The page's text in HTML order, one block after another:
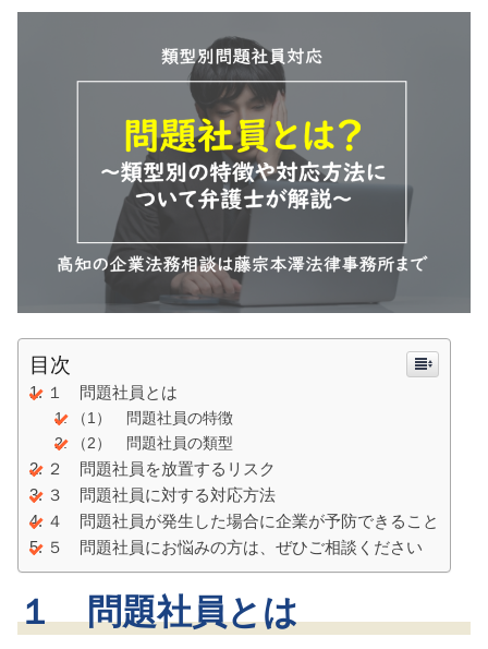
目次
１ 問題社員とは
（1） 問題社員の特徴
（2） 問題社員の類型
２ 問題社員を放置するリスク
３ 問題社員に対する対応方法
４ 問題社員が発生した場合に企業が予防できること
５ 問題社員にお悩みの方は、ぜひご相談ください
１ 問題社員とは